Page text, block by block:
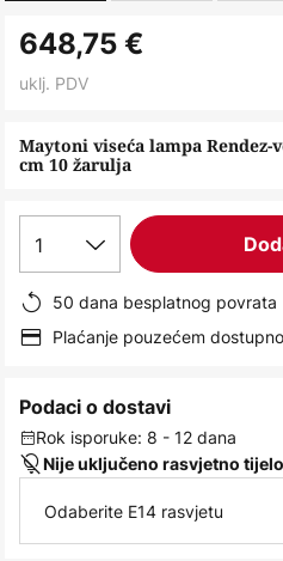
to
the
of
the
Maytoni viseća lampa
cm 10 žarulja
648,75 €
uklj. PDV
1
50 dana besplatnog povrata
Plaćanje pouzećem dostupno
Podaci o dostavi
Rok isporuke: 8 - 12 dana
Nije uključeno rasvjetno tijelo
Odaberite E14 rasvjetu